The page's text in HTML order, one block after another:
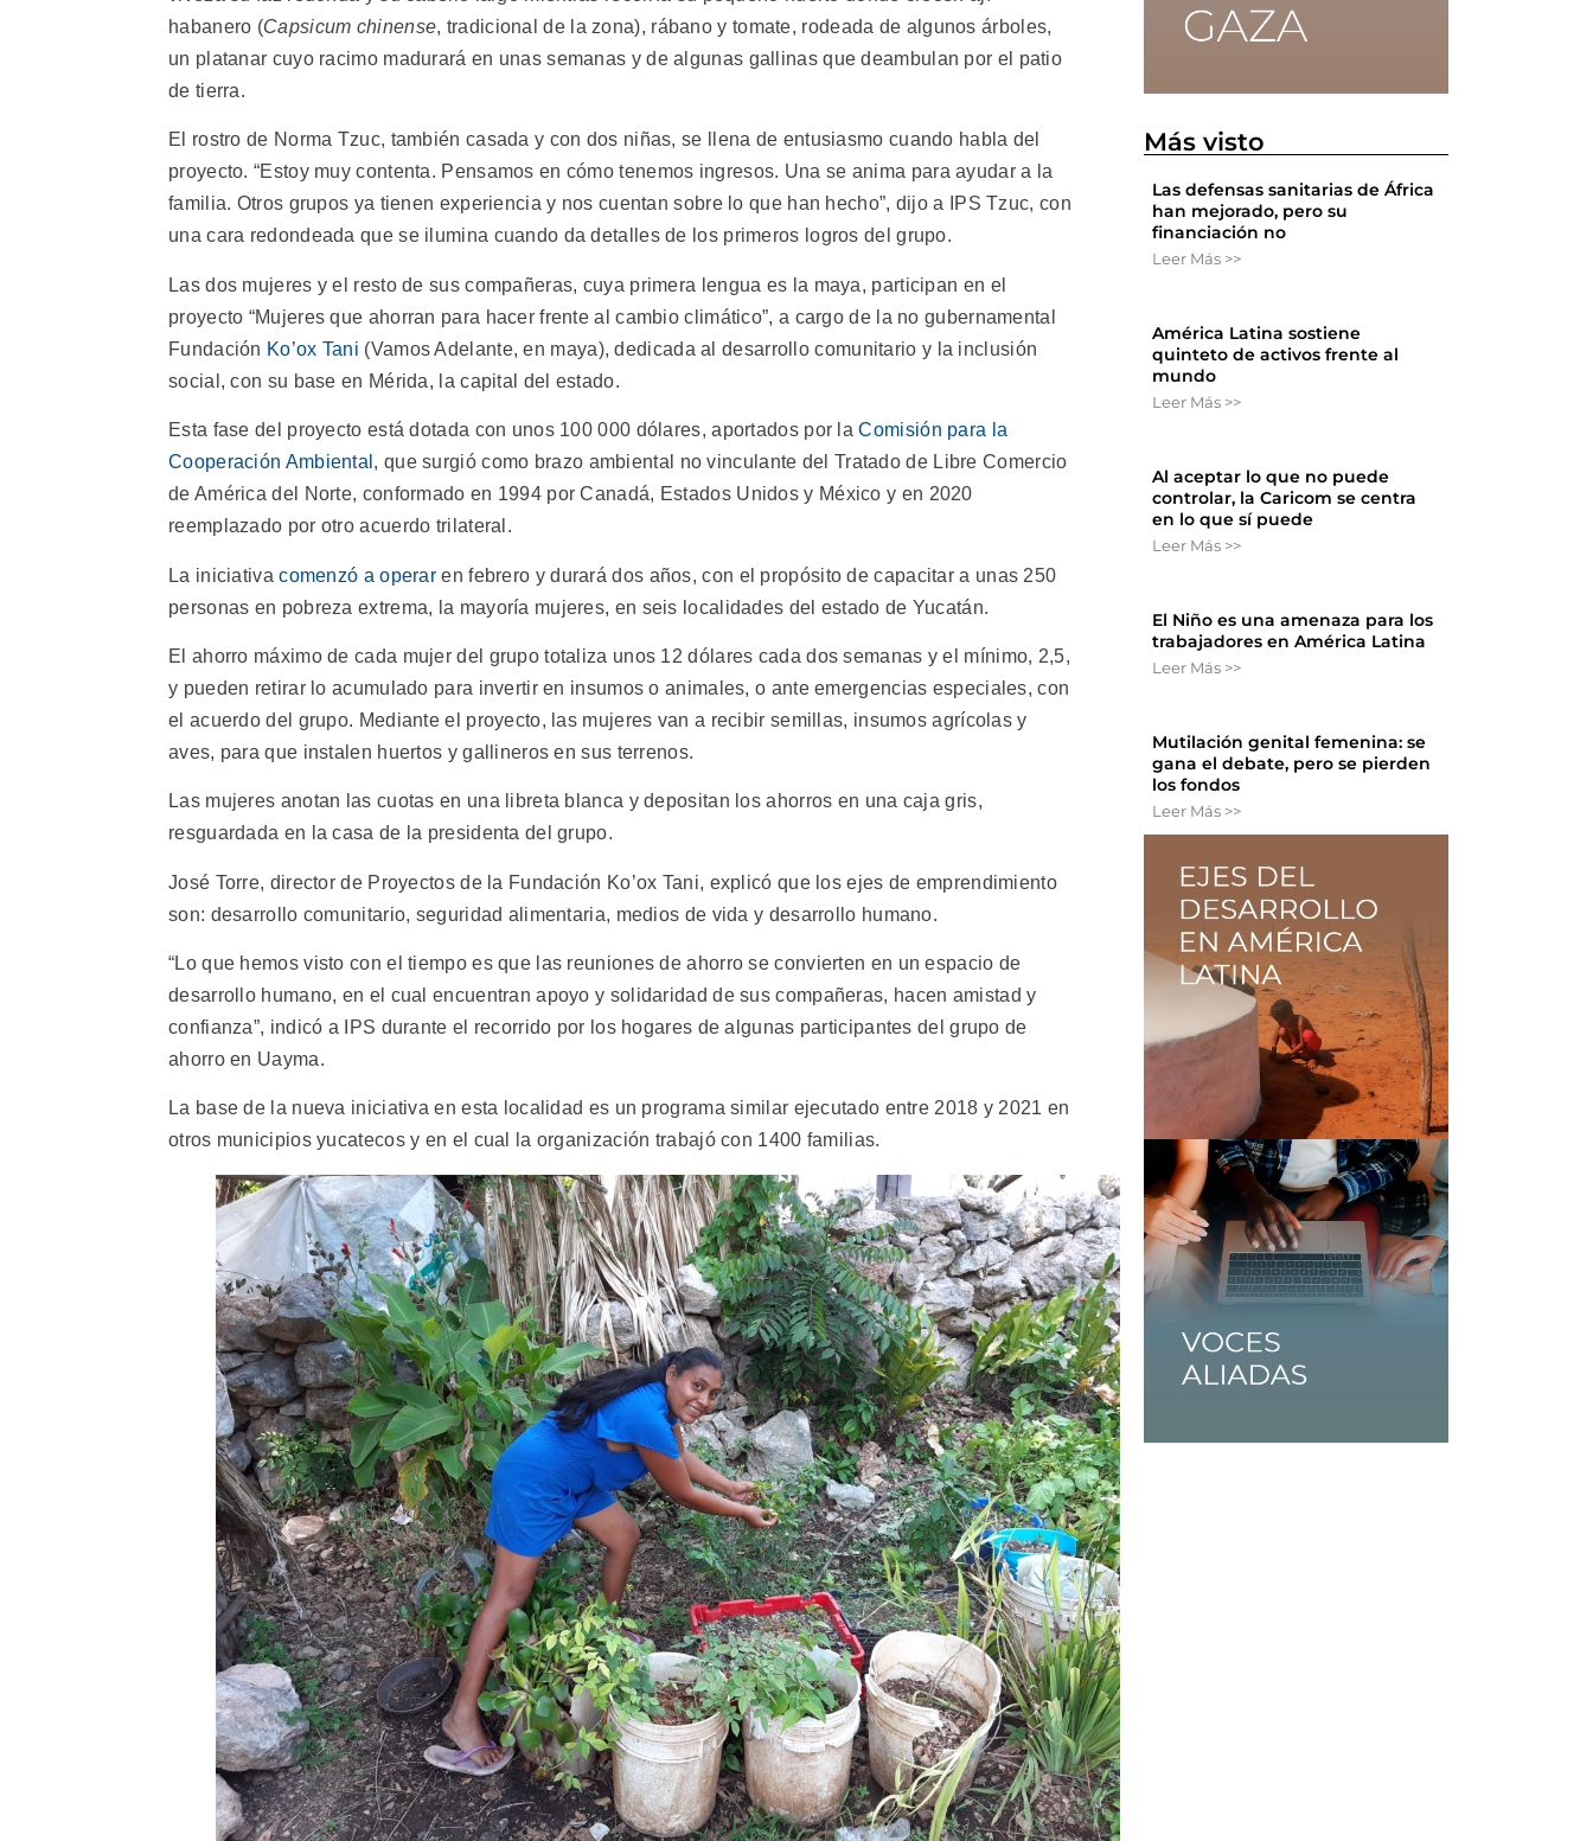
habanero (Capsicum chinense, tradicional de la zona), rábano y tomate, rodeada de algunos árboles,
un platanar cuyo racimo madurará en unas semanas y de algunas gallinas que deambulan por el patio
de tierra.
El rostro de Norma Tzuc, también casada y con dos niñas, se llena de entusiasmo cuando habla del
proyecto. “Estoy muy contenta. Pensamos en cómo tenemos ingresos. Una se anima para ayudar a la
familia. Otros grupos ya tienen experiencia y nos cuentan sobre lo que han hecho”, dijo a IPS Tzuc, con
una cara redondeada que se ilumina cuando da detalles de los primeros logros del grupo.
Las dos mujeres y el resto de sus compañeras, cuya primera lengua es la maya, participan en el
proyecto “Mujeres que ahorran para hacer frente al cambio climático”, a cargo de la no gubernamental
Fundación Ko’ox Tani (Vamos Adelante, en maya), dedicada al desarrollo comunitario y la inclusión
social, con su base en Mérida, la capital del estado.
Esta fase del proyecto está dotada con unos 100 000 dólares, aportados por laComisión para la
Cooperación Ambiental , que surgió como brazo ambiental no vinculante del Tratado de Libre Comercio
de América del Norte, conformado en 1994 por Canadá, Estados Unidos y México y en 2020
reemplazado por otro acuerdo trilateral.
La iniciativacomenzó a operar en febrero y durará dos años, con el propósito de capacitar a unas 250
personas en pobreza extrema, la mayoría mujeres, en seis localidades del estado de Yucatán.
El ahorro máximo de cada mujer del grupo totaliza unos 12 dólares cada dos semanas y el mínimo, 2,5,
y pueden retirar lo acumulado para invertir en insumos o animales, o ante emergencias especiales, con
el acuerdo del grupo. Mediante el proyecto, las mujeres van a recibir semillas, insumos agrícolas y
aves, para que instalen huertos y gallineros en sus terrenos.
Las mujeres anotan las cuotas en una libreta blanca y depositan los ahorros en una caja gris,
resguardada en la casa de la presidenta del grupo.
José Torre, director de Proyectos de la Fundación Ko’ox Tani, explicó que los ejes de emprendimiento
son: desarrollo comunitario, seguridad alimentaria, medios de vida y desarrollo humano.
“Lo que hemos visto con el tiempo es que las reuniones de ahorro se convierten en un espacio de
desarrollo humano, en el cual encuentran apoyo y solidaridad de sus compañeras, hacen amistad y
confianza”, indicó a IPS durante el recorrido por los hogares de algunas participantes del grupo de
ahorro en Uayma.
La base de la nueva iniciativa en esta localidad es un programa similar ejecutado entre 2018 y 2021 en
otros municipios yucatecos y en el cual la organización trabajó con 1400 familias.
Más visto
Las defensas sanitarias de África
han mejorado, pero su
financiación no
Leer Más >>
América Latina sostiene
quinteto de activos frente al
mundo
Leer Más >>
Al aceptar lo que no puede
controlar, la Caricom se centra
en lo que sí puede
Leer Más >>
El Niño es una amenaza para los
trabajadores en América Latina
Leer Más >>
Mutilación genital femenina: se
gana el debate, pero se pierden
los fondos
Leer Más >>